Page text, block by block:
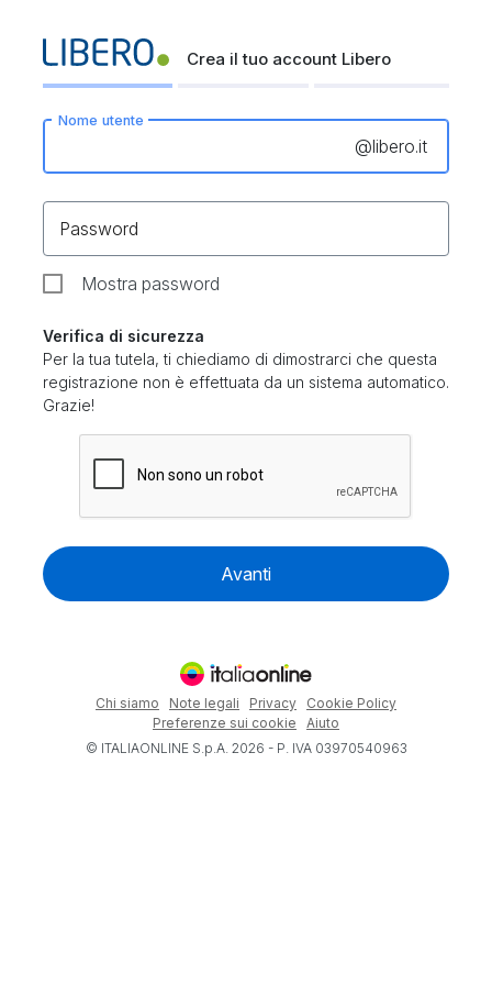
Crea il tuo account Libero
Nome utente
@libero.it
Password
Mostra password
Verifica di sicurezza
Per la tua tutela, ti chiediamo di dimostrarci che questa
registrazione non è effettuata da un sistema automatico.
Grazie!
Avanti
Chi siamo Note legali Privacy
Cookie Policy
Preferenze sui cookie
Aiuto
© ITALIAONLINE S.p.A. 2026 - P. IVA 03970540963